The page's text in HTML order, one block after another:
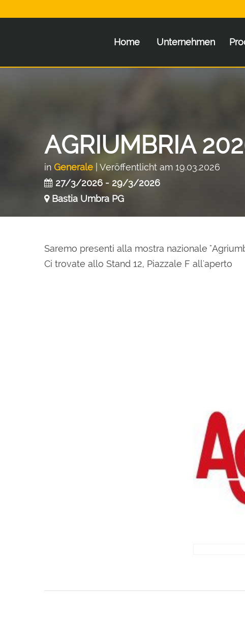
Home Unternehmen
AGRIUMBRIA
in Generale | Veröffentlicht am 19.03.2026
27/3/2026 - 29/3/2026
Bastia Umbra PG
Saremo presenti alla mostra nazionale
Ci trovate allo Stand 12, Piazzale F all'aperto